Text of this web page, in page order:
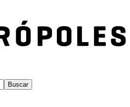
Buscar